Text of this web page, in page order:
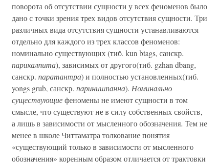
поворота об отсутствии сущности у всех феноменов было
дано с точки зрения трех видов отсутствия сущности. Три
различных вида отсутствия сущности устанавливаются
отдельно для каждого из трех классов феноменов:
номинально существующих (тиб. kun btags, санскр.
парикалпита), зависимых от другого(тиб. gzhan dbang,
санскр. паратантра) и полностью установленных(тиб.
yongs grub, санскр. паринишпанна). Номинально
существующиефеномены не имеют сущности в том
смысле, что существуют не в силу собственных свойств,
а лишь в зависимости от мысленного обозначения. Тем не
менее в школе Читтаматра толкование понятия
«существующий только в зависимости от мысленного
обозначения» коренным образом отличается от трактовки